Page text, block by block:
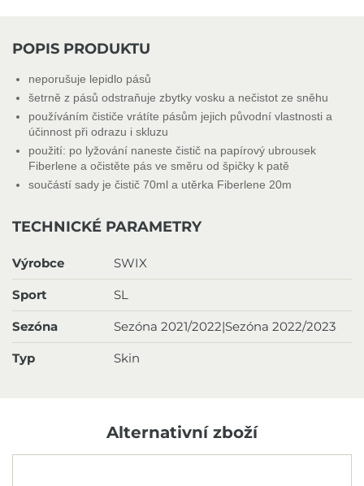
POPIS PRODUKTU
neporušuje lepidlo pásů
šetrně z pásů odstraňuje zbytky vosku a nečistot ze sněhu
používáním čističe vrátíte pásům jejich původní vlastnosti a
účinnost při odrazu i skluzu
použití: po lyžování naneste čistič na papírový ubrousek
Fiberlene a očistěte pás ve směru od špičky k patě
součástí sady je čistič 70ml a utěrka Fiberlene 20m
TECHNICKÉ PARAMETRY
Výrobce SWIX
Sport SL
Sezóna Sezóna 2021/2022|Sezóna 2022/2023
Typ Skin
Alternativní zboží